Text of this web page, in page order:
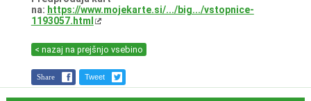
na: https://www.mojekarte.si/.../big.../vstopnice-
1193057.html
< nazaj na prejšnjo vsebino
Share Tweet